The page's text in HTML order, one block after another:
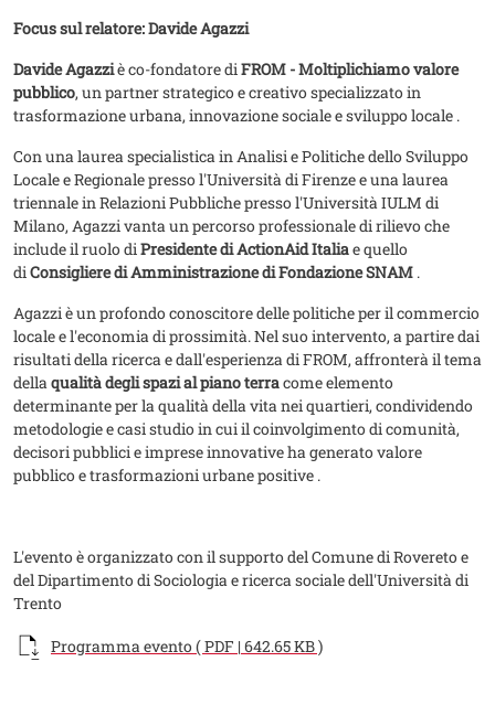
Focus sul relatore: Davide Agazzi
Davide Agazziè co-fondatore diFROM - Moltiplichiamo valore
pubblico, un partner strategico e creativo specializzato in
trasformazione urbana, innovazione sociale e sviluppo locale .
Con una laurea specialistica in Analisi e Politiche dello Sviluppo
Locale e Regionale presso l'Università di Firenze e una laurea
triennale in Relazioni Pubbliche presso l'Università IULM di
Milano, Agazzi vanta un percorso professionale di rilievo che
include il ruolo diPresidente di ActionAid Italiae quello
diConsigliere di Amministrazione di Fondazione SNAM .
Agazzi è un profondo conoscitore delle politiche per il commercio
locale e l'economia di prossimità. Nel suo intervento, a partire dai
risultati della ricerca e dall'esperienza di FROM, affronterà il tema
dellaqualità degli spazi al piano terracome elemento
determinante per la qualità della vita nei quartieri, condividendo
metodologie e casi studio in cui il coinvolgimento di comunità,
decisori pubblici e imprese innovative ha generato valore
pubblico e trasformazioni urbane positive .
L'evento è organizzato con il supporto del Comune di Rovereto e
del Dipartimento di Sociologia e ricerca sociale dell'Università di
Trento
Documento
Programma evento ( PDF | 642.65 KB )